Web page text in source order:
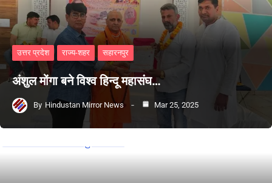
उत्तर प्रदेश राज्य-शहर सहारनपुर
अंशुल मोंगा बने विश्व हिन्दू महासंघ…
By Hindustan Mirror News Mar 25, 2025